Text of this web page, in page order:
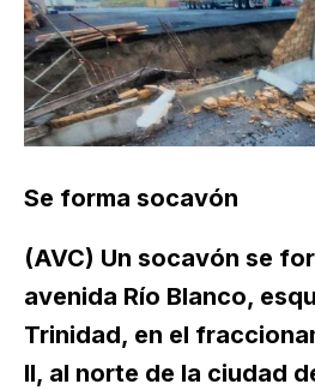
Se forma socavón
(AVC) Un socavón se
avenida Río Blanco,
Trinidad, en el
II, al norte de la ciudad